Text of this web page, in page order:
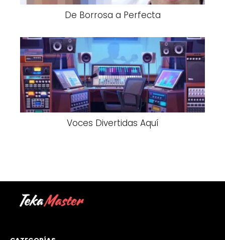
De Borrosa a Perfecta
Voces Divertidas Aquí